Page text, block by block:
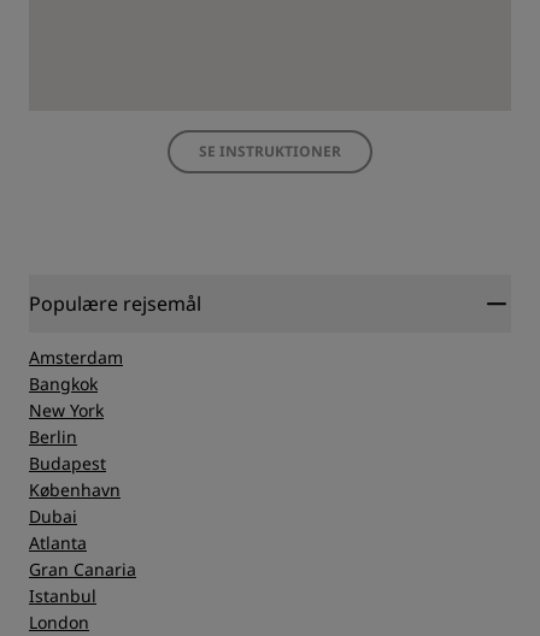
SE INSTRUKTIONER
Populære rejsemål
Amsterdam
Bangkok
New York
Berlin
Budapest
København
Dubai
Atlanta
Gran Canaria
Istanbul
London